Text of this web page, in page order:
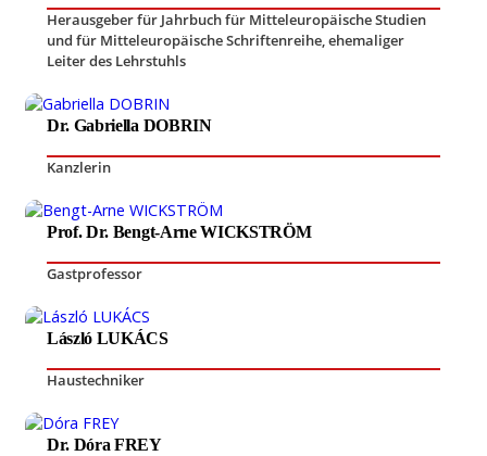
Herausgeber für Jahrbuch für Mitteleuropäische Studien
und für Mitteleuropäische Schriftenreihe,ehemaliger
Leiter des Lehrstuhls
Dr. Gabriella DOBRIN
Kanzlerin
Prof. Dr. Bengt-Arne WICKSTRÖM
Gastprofessor
László LUKÁCS
Haustechniker
Dr. Dóra FREY